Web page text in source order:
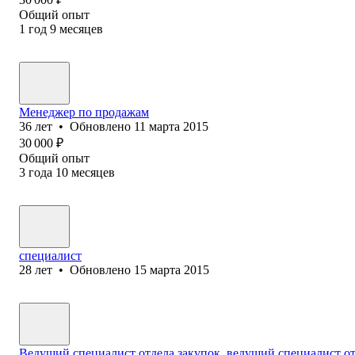
Общий опыт
1 год 9 месяцев
Менеджер по продажам
36 лет • Обновлено 11 марта 2015
30 000 ₽
Общий опыт
3 года 10 месяцев
специалист
28 лет • Обновлено 15 марта 2015